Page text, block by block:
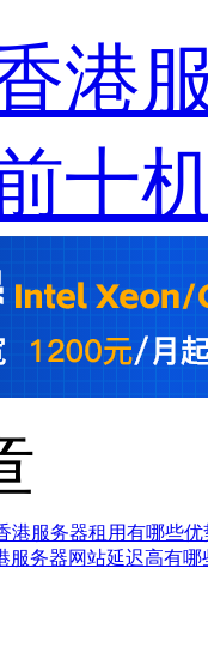
港
十
港服务器租用有哪些优
服务器网站延迟高有哪